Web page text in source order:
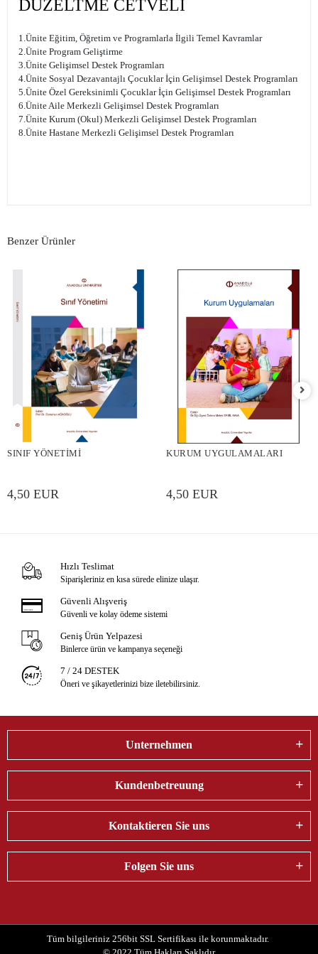
DÜZELTME CETVELİ
1.Ünite Eğitim, Öğretim ve Programlarla İlgili Temel Kavramlar
2.Ünite Program Geliştirme
3.Ünite Gelişimsel Destek Programları
4.Ünite Sosyal Dezavantajlı Çocuklar İçin Gelişimsel Destek Programları
5.Ünite Özel Gereksinimli Çocuklar İçin Gelişimsel Destek Programları
6.Ünite Aile Merkezli Gelişimsel Destek Programları
7.Ünite Kurum (Okul) Merkezli Gelişimsel Destek Programları
8.Ünite Hastane Merkezli Gelişimsel Destek Programları
Benzer Ürünler
SINIF YÖNETİMİ
4,50 EUR
KURUM UYGULAMALARI
4,50 EUR
Hızlı Teslimat
Siparişleriniz en kısa sürede elinize ulaşır.
Güvenli Alışveriş
Güvenli ve kolay ödeme sistemi
Geniş Ürün Yelpazesi
Binlerce ürün ve kampanya seçeneği
7 / 24 DESTEK
Öneri ve şikayetlerinizi bize iletebilirsiniz.
Unternehmen
Kundenbetreuung
Kontaktieren Sie uns
Folgen Sie uns
Tüm bilgileriniz 256bit SSL Sertifikası ile korunmaktadır.